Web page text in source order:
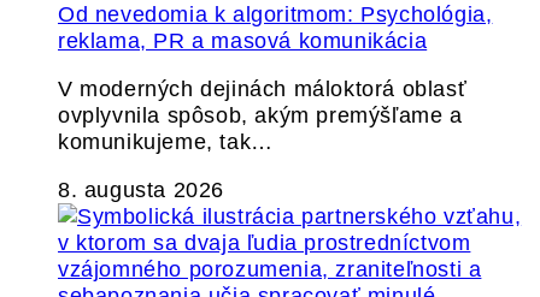
Od nevedomia k algoritmom: Psychológia,
reklama, PR a masová komunikácia
V moderných dejinách máloktorá oblasť
ovplyvnila spôsob, akým premýšľame a
komunikujeme, tak…
8. augusta 2026